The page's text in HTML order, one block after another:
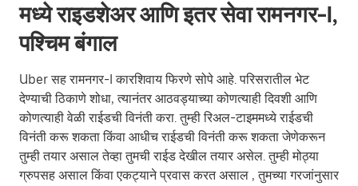
मध्ये राइडशेअर आणि इतर सेवा रामनगर-I,
पश्चिम बंगाल
Uber सह रामनगर-I कारशिवाय फिरणे सोपे आहे. परिसरातील भेट
देण्याची ठिकाणे शोधा, त्यानंतर आठवड्याच्या कोणत्याही दिवशी आणि
कोणत्याही वेळी राईडची विनंती करा. तुम्ही रिअल-टाइममध्ये राईडची
विनंती करू शकता किंवा आधीच राईडची विनंती करू शकता जेणेकरून
तुम्ही तयार असाल तेव्हा तुमची राईड देखील तयार असेल. तुम्ही मोठ्या
ग्रुपसह असाल किंवा एकट्याने प्रवास करत असाल , तुमच्या गरजांनुसार